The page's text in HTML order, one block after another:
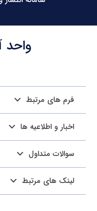
فرم های مرتبط
اخبار و اطلاعیه ها
سوالات متداول
لینک های مرتبط